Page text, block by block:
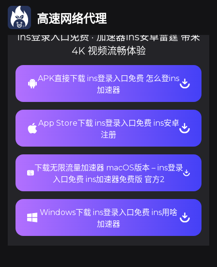
无限流量加速器
ins登录入口免费 · 加速器ins安卓雷霆 带来
4K 视频流畅体验
APK直接下载 ins登录入口免费 怎么登ins
加速器
App Store下载 ins登录入口免费 ins安卓
注册
下载无限流量加速器 macOS版本 – ins登录
入口免费 ins加速器免费版 官方2
Windows下载 ins登录入口免费 ins用啥
加速器
高速网络代理